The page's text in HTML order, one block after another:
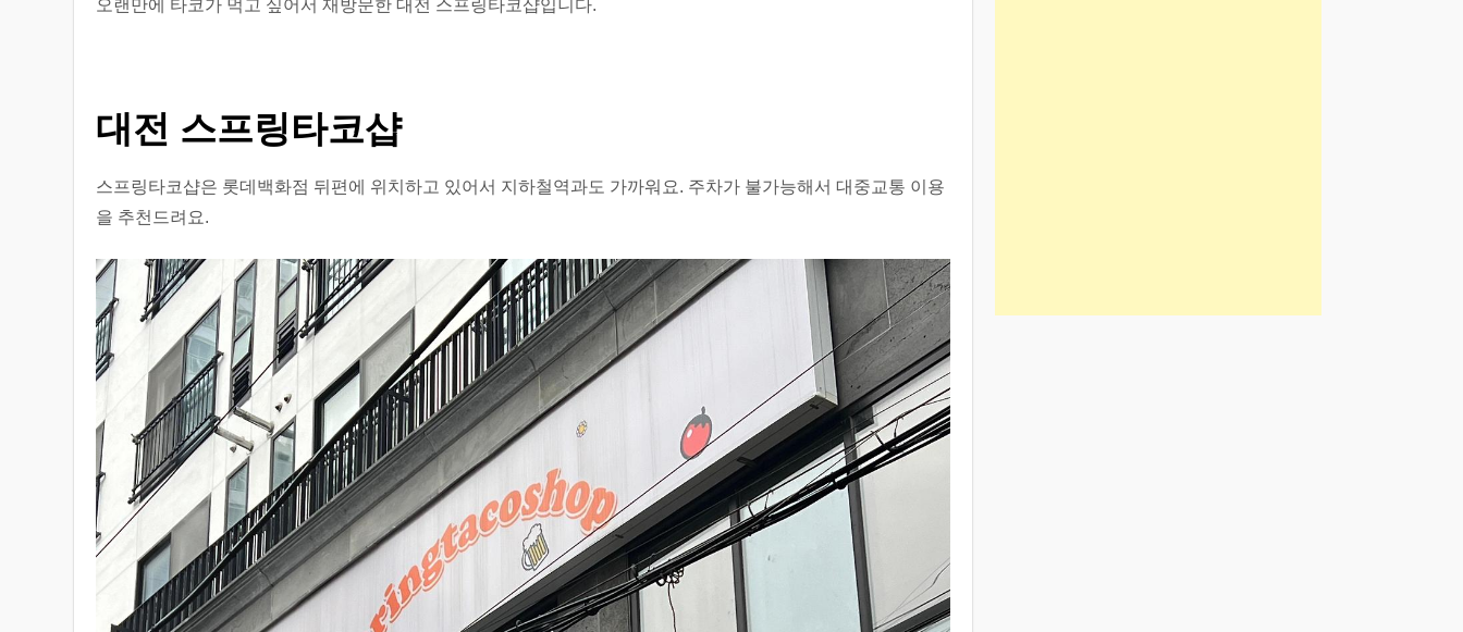
오랜만에 타코가 먹고 싶어서 재방문한 대전 스프링타코샵입니다.
대전 스프링타코샵
스프링타코샵은 롯데백화점 뒤편에 위치하고 있어서 지하철역과도 가까워요. 주차가 불가능해서 대중교통 이용
을 추천드려요.